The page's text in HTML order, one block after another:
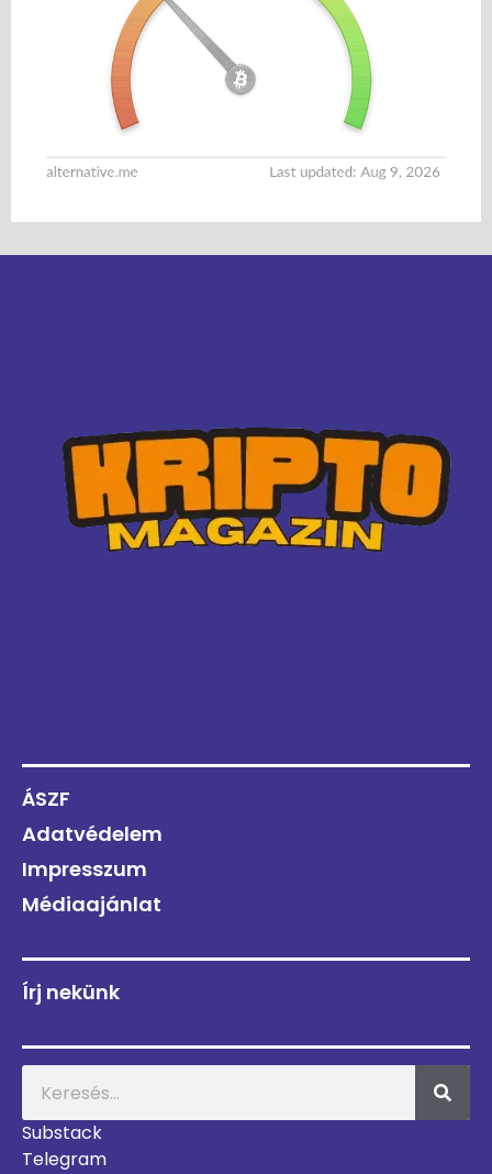
ÁSZF
Adatvédelem
Impresszum
Médiaajánlat
Írj nekünk
Substack
Telegram